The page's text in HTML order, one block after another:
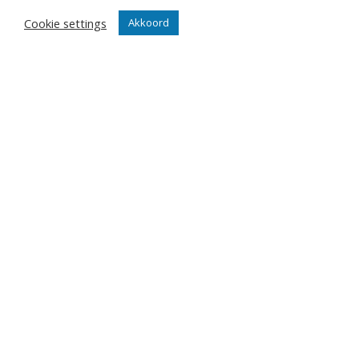
Club
Cookie settings
Akkoord